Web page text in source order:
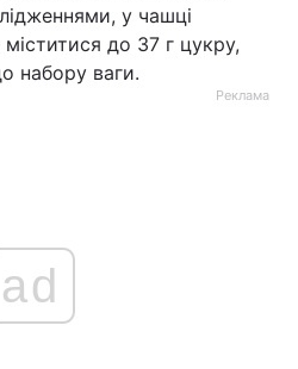
у чашці
до 37 г цукру,
набору ваги.
Реклама
ad